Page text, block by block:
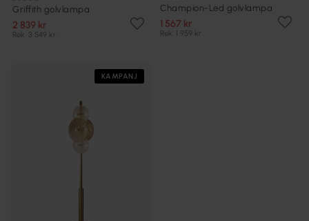
Griffith golvlampa
2 839 kr
Rek. 3 549 kr
Champion-Led golvlampa
1 567 kr
Rek. 1 959 kr
KAMPANJ